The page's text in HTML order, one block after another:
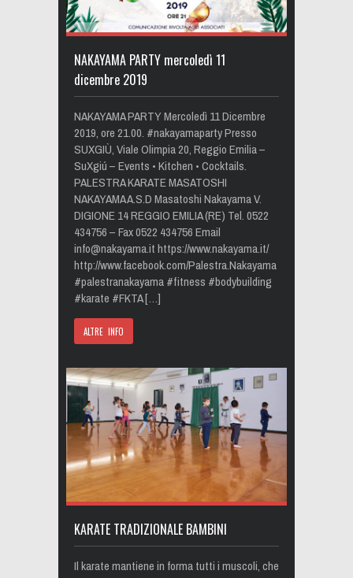
NAKAYAMA PARTY mercoledì 11
dicembre 2019
NAKAYAMA PARTY Mercoledì 11 Dicembre
2019, ore 21.00. #nakayamaparty Presso
SUXGIÙ, Viale Olimpia 20, Reggio Emilia –
SuXgiú – Events • Kitchen • Cocktails​.
PALESTRA KARATE MASATOSHI
NAKAYAMA A.S.D Masatoshi Nakayama​ V.
DIGIONE 14 REGGIO EMILIA (RE) Tel. 0522
434756 – Fax 0522 434756 Email
info@nakayama.ithttps://www.nakayama.it/
http://www.facebook.com/Palestra.Nakayama
#palestranakayama #fitness #bodybuilding
#karate #FKTA […]
ALTRE INFO
KARATE TRADIZIONALE BAMBINI
Il karate mantiene in forma tutti i muscoli, che